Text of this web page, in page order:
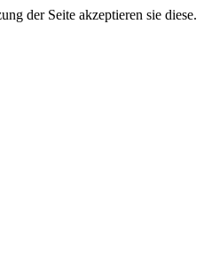
der Seite akzeptieren sie diese.